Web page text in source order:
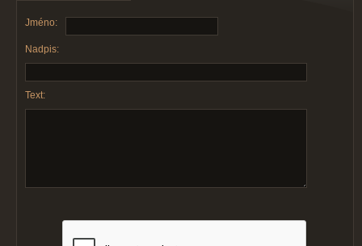
Jméno:
Nadpis:
Text: